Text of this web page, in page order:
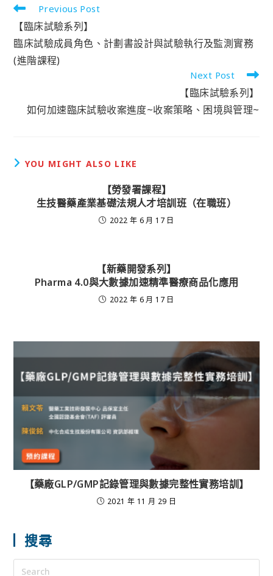
Previous Post
【臨床試驗系列】
臨床試驗成員角色、計劃書設計與試驗執行及監測實務
(進階課程)
Next Post
【臨床試驗系列】
如何加速臨床試驗收案進度~收案策略、困境與管理~
YOU MIGHT ALSO LIKE
【勞發署課程】
生技醫藥產業基礎法規人才培訓班（在職班）
2022 年 6 月 17 日
【新藥開發系列】
Pharma 4.0與大數據加速精準醫療商品化應用
2022 年 6 月 17 日
【藥廠GLP/GMP記錄管理與數據完整性實務培訓】
2021 年 11 月 29 日
搜尋